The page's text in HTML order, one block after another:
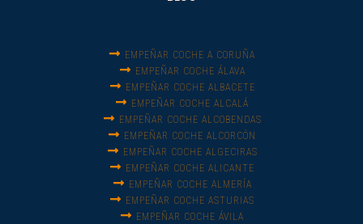
EMPEÑAR COCHE A CORUÑA
EMPEÑAR COCHE ÁLAVA
EMPEÑAR COCHE ALBACETE
EMPEÑAR COCHE ALCALÁ
EMPEÑAR COCHE ALCOBENDAS
EMPEÑAR COCHE ALCORCÓN
EMPEÑAR COCHE ALGECIRAS
EMPEÑAR COCHE ALICANTE
EMPEÑAR COCHE ALMERÍA
EMPEÑAR COCHE ASTURIAS
EMPEÑAR COCHE ÁVILA